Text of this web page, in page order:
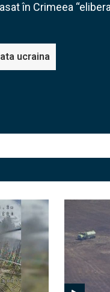
în Crimeea
ucraina